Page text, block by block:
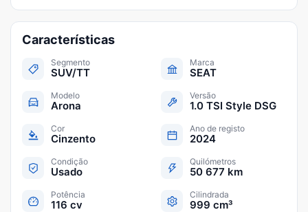
Características
Segmento
SUV/TT
Marca
SEAT
Modelo
Arona
Versão
1.0 TSI Style DSG
Cor
Cinzento
Ano de registo
2024
Condição
Usado
Quilómetros
50 677 km
Potência
116 cv
Cilindrada
999 cm³